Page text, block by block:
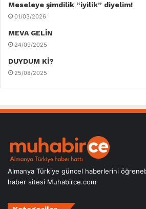
Meseleye şimdilik “iyilik” diyelim!
01/03/2026
MEVA GELİN
24/09/2025
DUYDUM Kİ?
25/08/2025
Almanya Türkiye güncel haberlerini
haber sitesi Muhabirce.com